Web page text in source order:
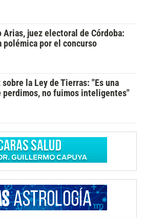
Arias, juez electoral de Córdoba:
polémica por el concurso
sobre la Ley de Tierras: "Es una
perdimos, no fuimos inteligentes"